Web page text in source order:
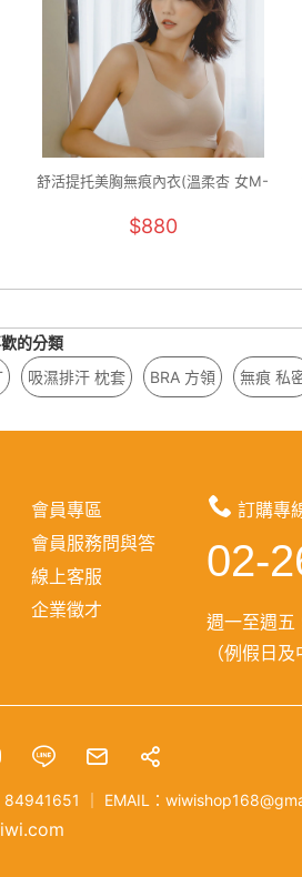
舒活提托美胸無痕內衣(溫柔杏 女M-
$880
的分類
吸濕排汗 枕套 BRA 方領 無痕 私
會員專區
會員服務問與答
線上客服
企業徵才
訂購專
02-
週一至週
（例假日
84941651 EMAIL：